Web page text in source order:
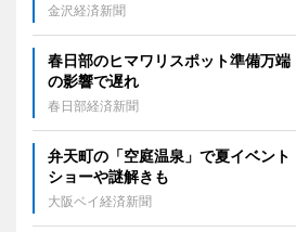
金沢経済新聞
春日部のヒマワリスポット準備万
の影響で遅れ
春日部経済新聞
弁天町の「空庭温泉」で夏イベン
ショーや謎解きも
大阪ベイ経済新聞